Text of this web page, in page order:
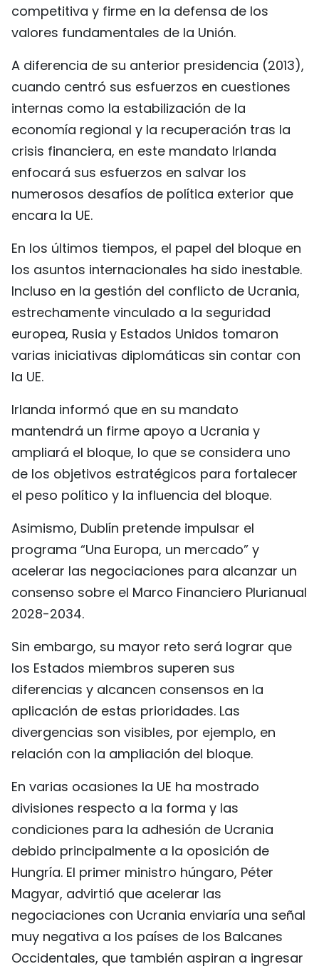
competitiva y firme en la defensa de los
valores fundamentales de la Unión.
A diferencia de su anterior presidencia (2013),
cuando centró sus esfuerzos en cuestiones
internas como la estabilización de la
economía regional y la recuperación tras la
crisis financiera, en este mandato Irlanda
enfocará sus esfuerzos en salvar los
numerosos desafíos de política exterior que
encara la UE.
En los últimos tiempos, el papel del bloque en
los asuntos internacionales ha sido inestable.
Incluso en la gestión del conflicto de Ucrania,
estrechamente vinculado a la seguridad
europea, Rusia y Estados Unidos tomaron
varias iniciativas diplomáticas sin contar con
la UE.
Irlanda informó que en su mandato
mantendrá un firme apoyo a Ucrania y
ampliará el bloque, lo que se considera uno
de los objetivos estratégicos para fortalecer
el peso político y la influencia del bloque.
Asimismo, Dublín pretende impulsar el
programa “Una Europa, un mercado” y
acelerar las negociaciones para alcanzar un
consenso sobre el Marco Financiero Plurianual
2028-2034.
Sin embargo, su mayor reto será lograr que
los Estados miembros superen sus
diferencias y alcancen consensos en la
aplicación de estas prioridades. Las
divergencias son visibles, por ejemplo, en
relación con la ampliación del bloque.
En varias ocasiones la UE ha mostrado
divisiones respecto a la forma y las
condiciones para la adhesión de Ucrania
debido principalmente a la oposición de
Hungría. El primer ministro húngaro, Péter
Magyar, advirtió que acelerar las
negociaciones con Ucrania enviaría una señal
muy negativa a los países de los Balcanes
Occidentales, que también aspiran a ingresar